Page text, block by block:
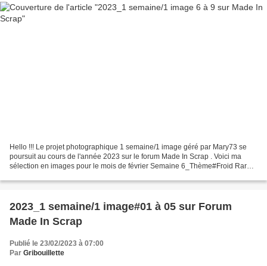
Hello !!! Le projet photographique 1 semaine/1 image géré par Mary73 se
poursuit au cours de l'année 2023 sur le forum Made In Scrap . Voici ma
sélection en images pour le mois de février Semaine 6_Thème#Froid Rare
2023_1 semaine/1 image#01 à 05 sur Forum
Made In Scrap
Publié le 23/02/2023 à 07:00
Par Gribouillette